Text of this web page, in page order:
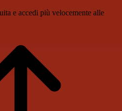
e accedi più velocemente alle